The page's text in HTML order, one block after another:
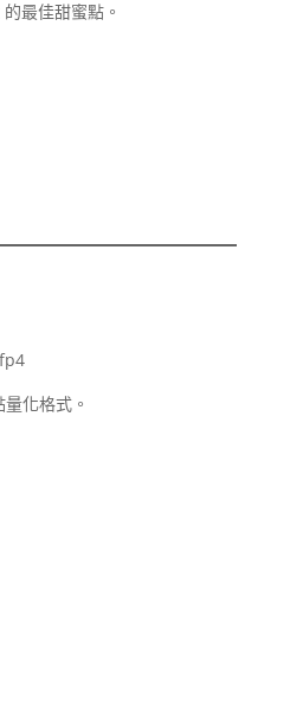
最佳甜蜜點。
化格式。